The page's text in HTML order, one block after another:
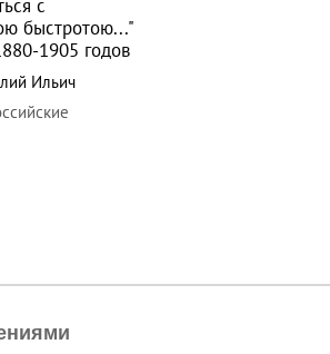
с
быстротою..."
1905 годов
Ильич